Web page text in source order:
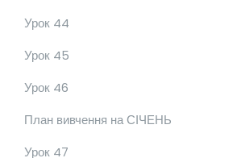
Урок 44
Урок 45
Урок 46
План вивчення на СІЧЕНЬ
Урок 47